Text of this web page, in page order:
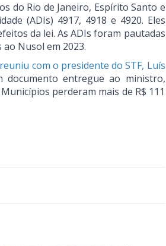
do Rio de Janeiro, Espírito Santo e
(ADIs) 4917, 4918 e 4920. Eles
da lei. As ADIs foram pautadas
Nusol em 2023.
com o presidente do STF, Luís
entregue ao ministro,
perderam mais de R$ 111